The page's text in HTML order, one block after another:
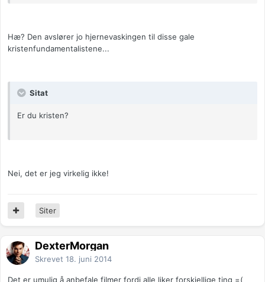
Hæ? Den avslører jo hjernevaskingen til disse gale
kristenfundamentalistene...
Sitat
Er du kristen?
Nei, det er jeg virkelig ikke!
Siter
DexterMorgan
Skrevet 18. juni 2014
Det er umulig å anbefale filmer fordi alle liker forskjellige ting =(